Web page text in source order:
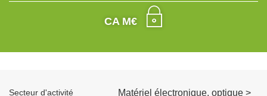
CA M€
Secteur d'activité
Matériel électronique, optique >